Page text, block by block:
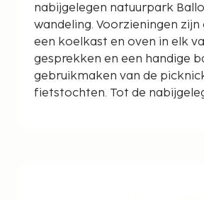
nabijgelegen natuurpark
wandeling. Voorzieningen
een koelkast en oven in elk
gesprekken en een handige
gebruikmaken van de
fietstochten. Tot de